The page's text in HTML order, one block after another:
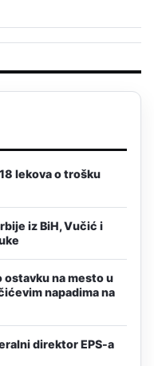
lekova o trošku
iz BiH, Vučić i
ostavku na mesto u
napadima na
direktor EPS-a